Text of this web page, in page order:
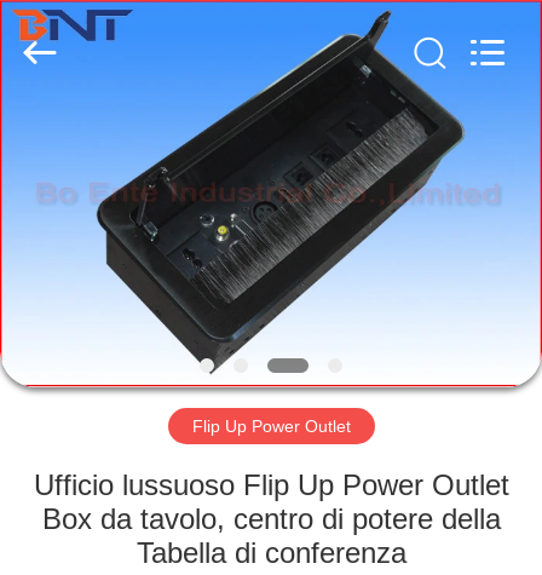
PRODOTTI
GIRO
FABBRICA
CONTROLLO
(Bo
Industrial
Flip Up Power Outlet
Ufficio lussuoso Flip Up Power Outlet
Box da tavolo, centro di potere della
Tabella di conferenza